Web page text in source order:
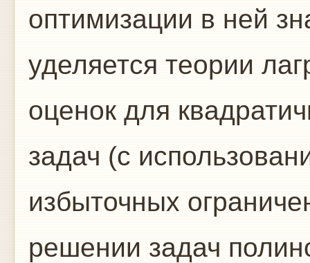
оптимизации в ней
уделяется теории
оценок для
задач (с
избыточных
решении задач